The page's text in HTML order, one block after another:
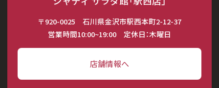
〒920-0025 石川県金沢市駅西本町2-12-37
営業時間10:00~19:00 定休日：木曜日
店舗情報へ